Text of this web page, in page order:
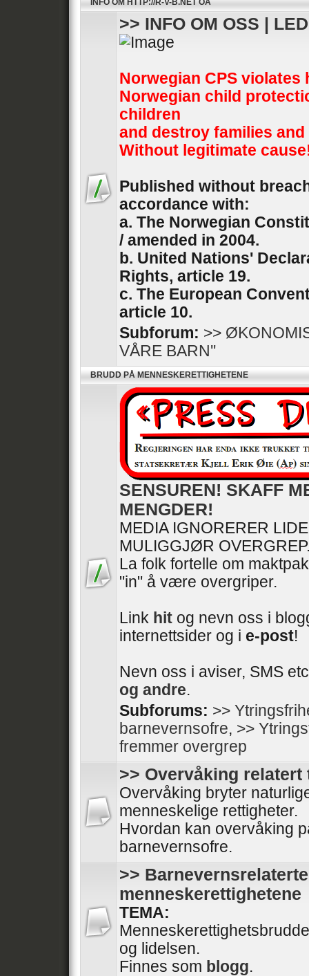
INFO OM HTTP://R-V-B.NET OA
>> INFO OM OSS |
Norwegian CPS violates
Norwegian child
children
and destroy families
Without legitimate
Published without
accordance with:
a. The Norwegian
/ amended in 2004.
b. United Nations'
Rights, article 19.
c. The European
article 10.
Subforum: >>
VÅRE BARN''
BRUDD PÅ MENNESKERETTIGHETENE
SENSUREN! SKAFF
MENGDER!
MEDIA IGNORERER
MULIGGJØR
La folk fortelle om
"in" å være overgriper.
Link hit og nevn oss i
internettsider og i e-post!
Nevn oss i aviser, SMS
og andre.
Subforums: >>
barnevernsofre, >>
fremmer overgrep
>> Overvåking
Overvåking bryter
menneskelige rettigheter.
Hvordan kan overvåking
barnevernsofre.
>>
menneskerettighetene
TEMA:
og lidelsen.
Finnes som blogg.